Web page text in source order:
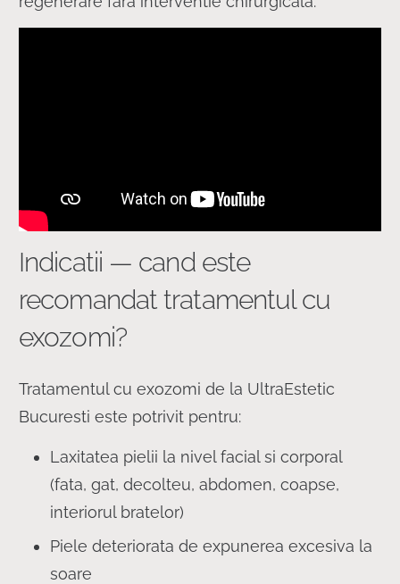
Indicatii — cand este
recomandat tratamentul cu
exozomi?
Tratamentul cu exozomi de la UltraEstetic
Bucuresti este potrivit pentru:
Laxitatea pielii la nivel facial si corporal
(fata, gat, decolteu, abdomen, coapse,
interiorul bratelor)
Piele deteriorata de expunerea excesiva la
soare